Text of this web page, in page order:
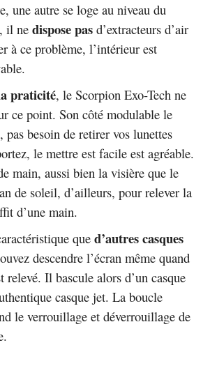
une autre se loge au niveau du
il ne dispose pas d’extracteurs d’air
à ce problème, l’intérieur est
praticité, le Scorpion Exo-Tech ne
ce point. Son côté modulable le
pas besoin de retirer vos lunettes
le mettre est facile est agréable.
main, aussi bien la visière que le
de soleil, d’ailleurs, pour relever la
d’une main.
que d’autres casques
descendre l’écran même quand
relevé. Il bascule alors d’un casque
casque jet. La boucle
le verrouillage et déverrouillage de